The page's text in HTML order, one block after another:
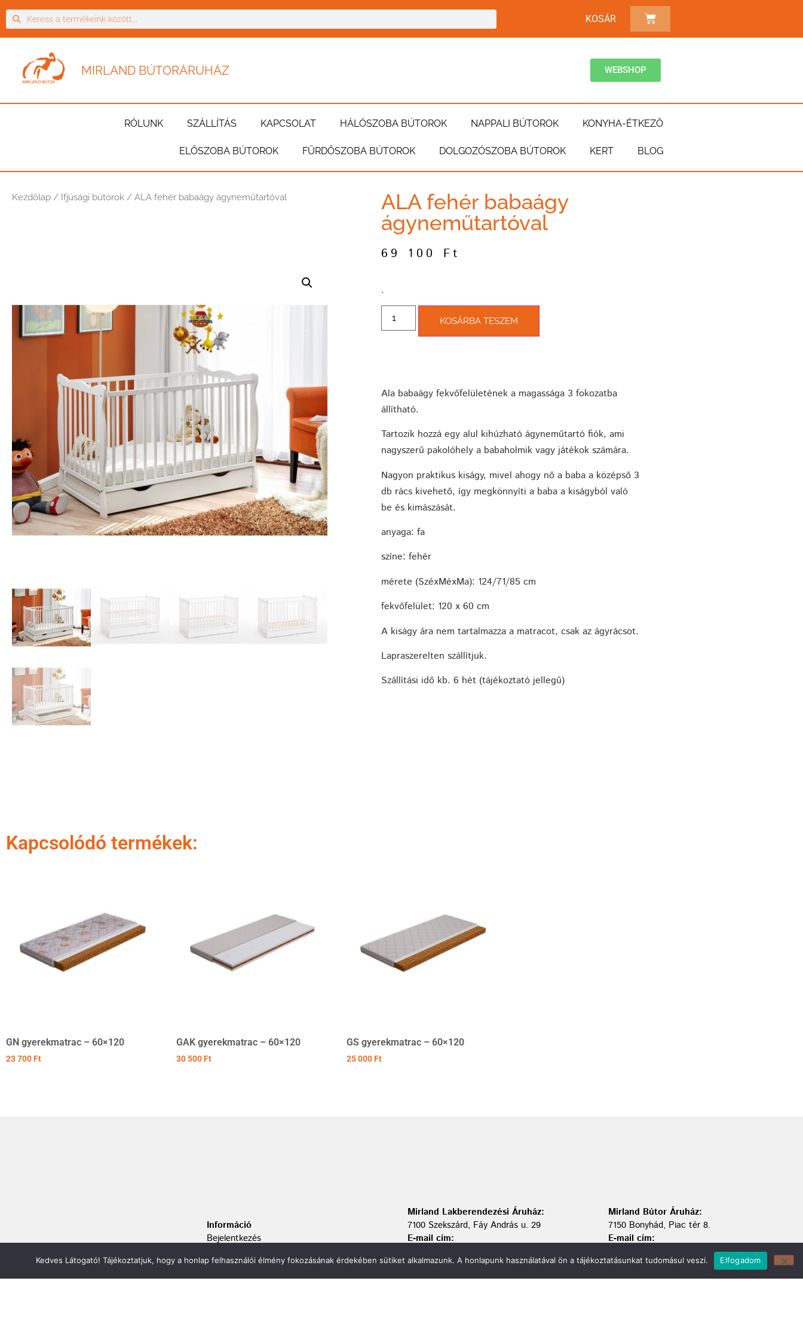
KOSÁR
MIRLAND BÚTORÁRUHÁZ WEBSHOP
RÓLUNK SZÁLLÍTÁS KAPCSOLAT HÁLÓSZOBA BÚTOROK NAPPALI BÚTOROK KONYHA-ÉTKEZŐ
ELŐSZOBA BÚTOROK FÜRDŐSZOBA BÚTOROK DOLGOZÓSZOBA BÚTOROK KERT BLOG
Kezdőlap / Ifjúsági bútorok / ALA fehér babaágy ágyneműtartóval
ALA fehér babaágy
ágyneműtartóval
69 100 Ft
­.
KOSÁRBA TESZEM
Ala babaágy fekvőfelületének a magassága 3 fokozatba
állítható.
Tartozik hozzá egy alul kihúzható ágyneműtartó fiók, ami
nagyszerű pakolóhely a babaholmik vagy játékok számára.
Nagyon praktikus kiságy, mivel ahogy nő a baba a középső 3
db rács kivehető, így megkönnyíti a baba a kiságyból való
be és kimászását.
anyaga: fa
színe: fehér
mérete (SzéxMéxMa): 124/71/85 cm
fekvőfelület: 120 x 60 cm
A kiságy ára nem tartalmazza a matracot, csak az ágyrácsot.
Lapraszerelten szállítjuk.
Szállítási idő kb. 6 hét (tájékoztató jellegű)
Kapcsolódó termékek:
GN gyerekmatrac – 60×120
23 700 Ft
GAK gyerekmatrac – 60×120
30 500 Ft
GS gyerekmatrac – 60×120
25 000 Ft
Információ
Bejelentkezés
Adatvédelem
ÁSZF
Mirland Lakberendezési Áruház:
7100 Szekszárd, Fáy András u. 29
E-mail cím:
Nyitvatartás:
H-P 9-17:30 Sz: 9-12
Mirland Bútor Áruház:
7150 Bonyhád, Piac tér 8.
E-mail cím:
Nyitvatartás:
H-CS 9-17 P 8-17 Sz: 9-12 Ebédszünet: 12-13
Kedves Látogató! Tájékoztatjuk, hogy a honlap felhasználói élmény fokozásának érdekében sütiket alkalmazunk. A honlapunk használatával ön a tájékoztatásunkat tudomásul veszi. Elfogadom